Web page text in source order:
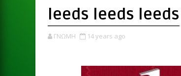
leeds leeds leeds
ΓΝΩΜΗ 14 years ago